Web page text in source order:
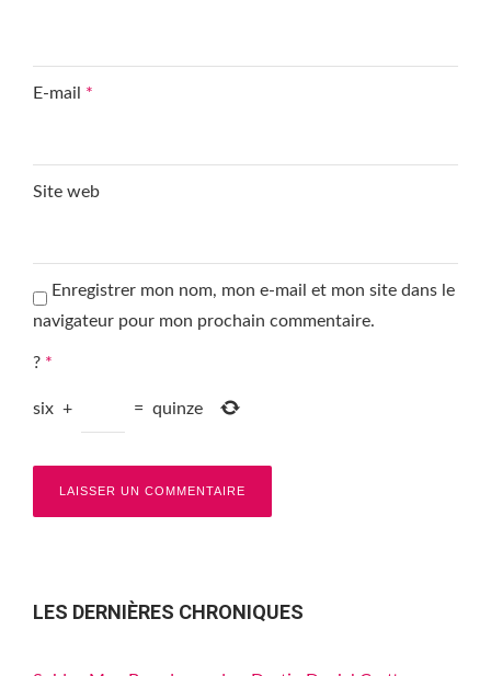
E-mail *
Site web
Enregistrer mon nom, mon e-mail et mon site dans le
navigateur pour mon prochain commentaire.
? *
six + = quinze
LES DERNIÈRES CHRONIQUES